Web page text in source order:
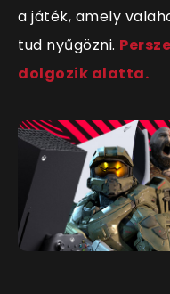
a játék, amely
tud nyűgözni.
dolgozik alatta.